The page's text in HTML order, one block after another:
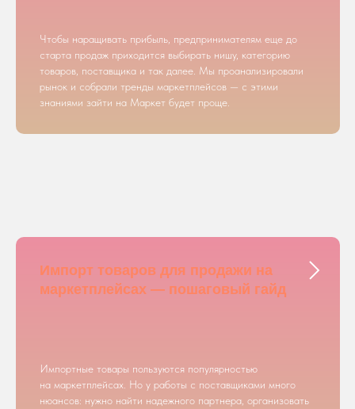
Чтобы наращивать прибыль, предпринимателям еще до
старта продаж приходится выбирать нишу, категорию
товаров, поставщика и так далее. Мы проанализировали
рынок и собрали тренды маркетплейсов — с этими
знаниями зайти на Маркет будет проще.
Импорт товаров для продажи на
маркетплейсах — пошаговый гайд
Импортные товары пользуются популярностью
на маркетплейсах. Но у работы с поставщиками много
нюансов: нужно найти надежного партнера, организовать